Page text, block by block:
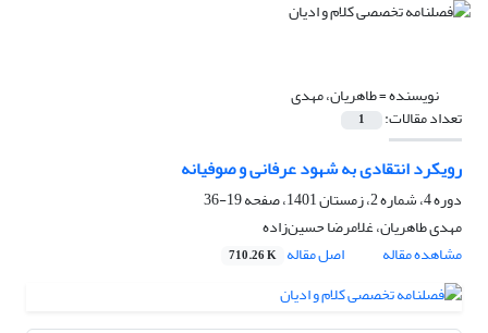
نویسنده =طاهریان، مهدی
تعداد مقالات: 1
رویکرد انتقادی به شهود عرفانی و صوفیانه
دوره 4، شماره 2، زمستان 1401، صفحه
19-36
مهدی طاهریان، غلامرضا حسین‌زاده
مشاهده مقاله
اصل مقاله 710.26 K